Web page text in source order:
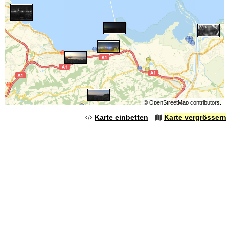
© OpenStreetMapcontributors.
Karte einbetten Karte vergrössern